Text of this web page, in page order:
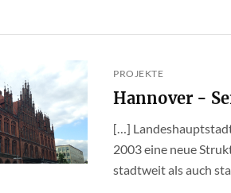
PROJEKTE
Hannover -
[…]
2003 eine neue
stadtweit als auch